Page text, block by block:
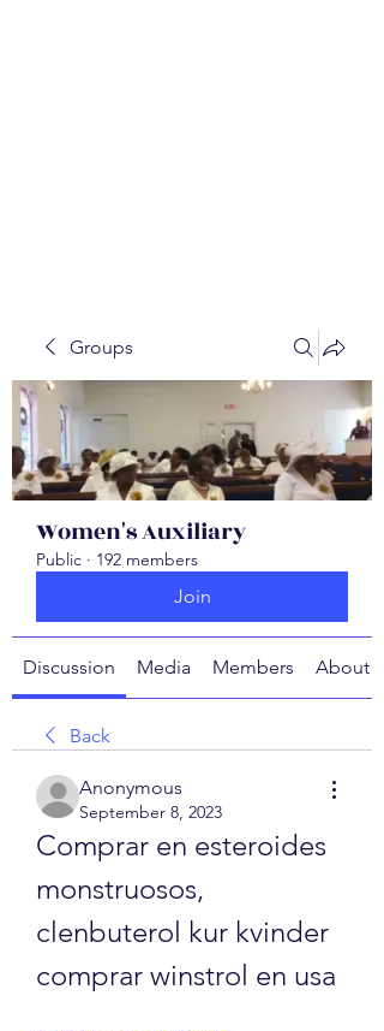
Groups
Women's Auxiliary
Public · 192 members
Join
Discussion Media Members About
Back
Anonymous
September 8, 2023
Comprar en esteroides
monstruosos,
clenbuterol kur kvinder
comprar winstrol en usa